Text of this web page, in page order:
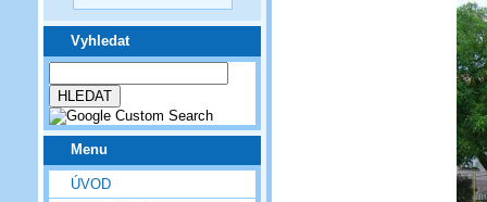
Vyhledat
Menu
ÚVOD